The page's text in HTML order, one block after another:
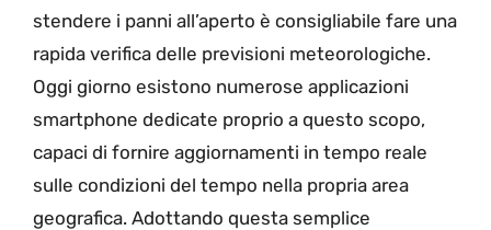
stendere i panni all’aperto è consigliabile fare una
rapida verifica delle previsioni meteorologiche.
Oggi giorno esistono numerose applicazioni
smartphone dedicate proprio a questo scopo,
capaci di fornire aggiornamenti in tempo reale
sulle condizioni del tempo nella propria area
geografica. Adottando questa semplice